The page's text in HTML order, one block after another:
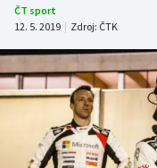
Atletika
Cyklistika
DALŠÍ SPORTY
Americký fotbal
NEPŘEHLÉDNĚTE
ČT sport
12. 5. 2019 | Zdroj: ČTK